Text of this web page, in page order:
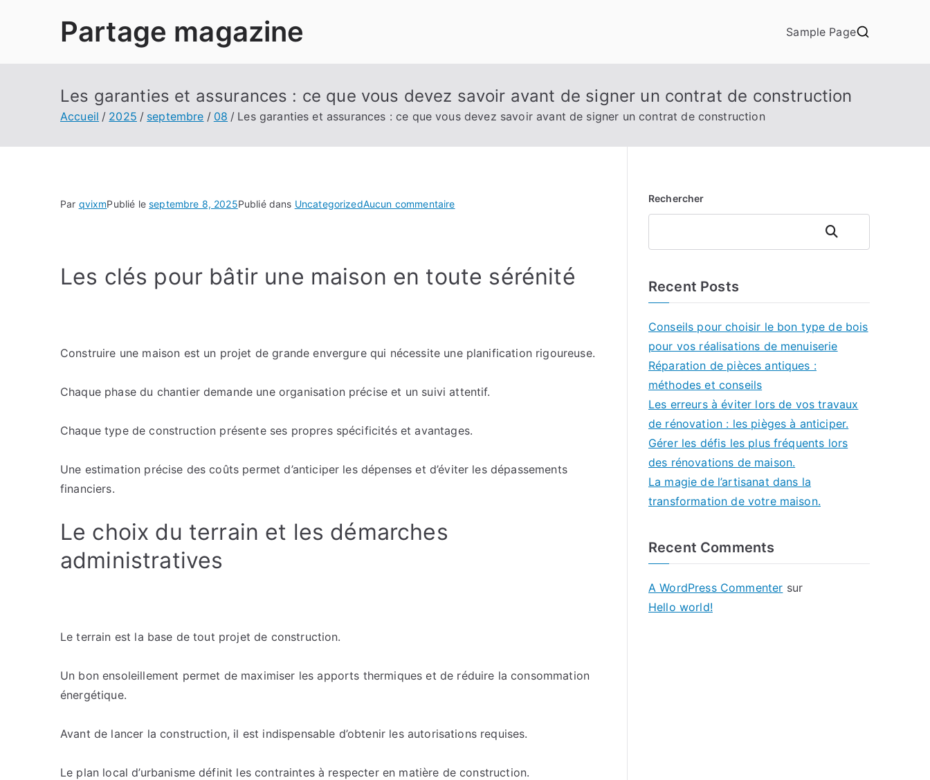
Partage magazine Sample Page
Les garanties et assurances : ce que vous devez savoir avant de signer un contrat de construction
Accueil 2025 septembre 08 Les garanties et assurances : ce que vous devez savoir avant de signer un contrat de construction
Par qvixmPublié leseptembre 8, 2025Publié dans UncategorizedAucun commentairesur
assurances
devez
avant
signer
contrat
Les clés pour bâtir une maison en toute sérénité
Construire une maison est un projet de grande envergure qui nécessite une planification rigoureuse.
Chaque phase du chantier demande une organisation précise et un suivi attentif.
Chaque type de construction présente ses propres spécificités et avantages.
Une estimation précise des coûts permet d’anticiper les dépenses et d’éviter les dépassements
financiers.
Le choix du terrain et les démarches
administratives
Le terrain est la base de tout projet de construction.
Un bon ensoleillement permet de maximiser les apports thermiques et de réduire la consommation
énergétique.
Avant de lancer la construction, il est indispensable d’obtenir les autorisations requises.
Le plan local d’urbanisme définit les contraintes à respecter en matière de construction.
Rechercher
Rechercher
Recent Posts
Conseils pour choisir le bon type de bois
pour vos réalisations de menuiserie
Réparation de pièces antiques :
méthodes et conseils
Les erreurs à éviter lors de vos travaux
de rénovation : les pièges à anticiper.
Gérer les défis les plus fréquents lors
des rénovations de maison.
La magie de l’artisanat dans la
transformation de votre maison.
Recent Comments
A WordPress Commenter sur
Hello world!